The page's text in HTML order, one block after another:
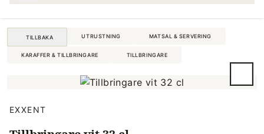
TILLBAKA UTRUSTNING MATSAL & SERVERING
KARAFFER & TILLBRINGARE TILLBRINGARE
EXXENT